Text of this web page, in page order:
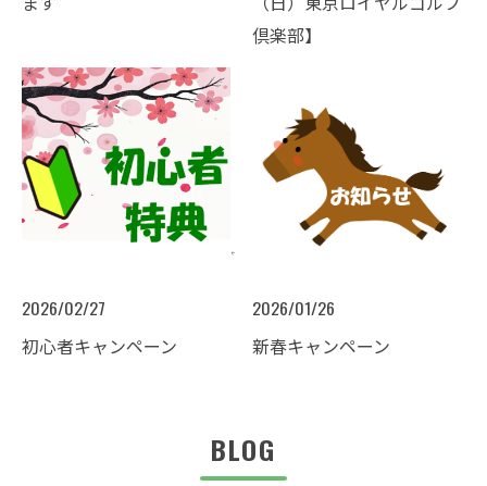
倶楽部】
2026/02/27
初心者キャンペーン
2026/01/26
新春キャンペーン
BLOG